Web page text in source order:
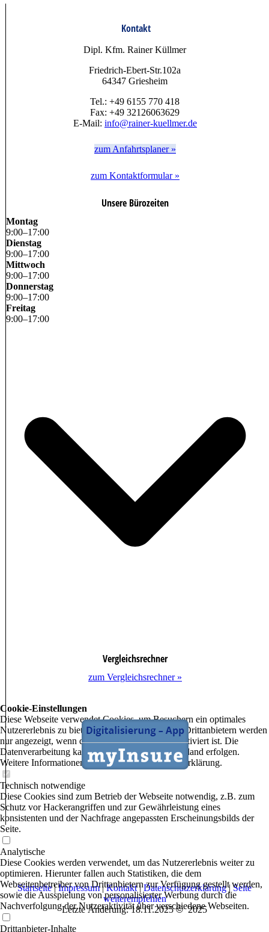
Kontakt
Dipl. Kfm. Rainer Küllmer
Friedrich-Ebert-Str.102a
64347 Griesheim
Tel.: +49 6155 770 418
Fax: +49 32126063629
E-Mail: info@rainer-kuellmer.de
zum Anfahrtsplaner »
zum Kontaktformular »
Unsere Bürozeiten
Montag
9:00–17:00
Dienstag
9:00–17:00
Mittwoch
9:00–17:00
Donnerstag
9:00–17:00
Freitag
9:00–17:00
Vergleichsrechner
zum Vergleichsrechner »
Startseite|Impressum|Kontakt|Datenschutzerklärung|Seite
weiterempfehlen
Letzte Änderung: 18.11.2025©2025
Cookie-Einstellungen
Diese Webseite verwendet Cookies, um Besuchern ein optimales
Nutzererlebnis zu bieten. Bestimmte Inhalte von Drittanbietern werden
nur angezeigt, wenn die entsprechende Option aktiviert ist. Die
Datenverarbeitung kann dann auch in einem Drittland erfolgen.
Weitere Informationen hierzu in der Datenschutzerklärung.
Technisch notwendige
Diese Cookies sind zum Betrieb der Webseite notwendig, z.B. zum
Schutz vor Hackerangriffen und zur Gewährleistung eines
konsistenten und der Nachfrage angepassten Erscheinungsbilds der
Seite.
Analytische
Diese Cookies werden verwendet, um das Nutzererlebnis weiter zu
optimieren. Hierunter fallen auch Statistiken, die dem
Webseitenbetreiber von Drittanbietern zur Verfügung gestellt werden,
sowie die Ausspielung von personalisierter Werbung durch die
Nachverfolgung der Nutzeraktivität über verschiedene Webseiten.
Drittanbieter-Inhalte